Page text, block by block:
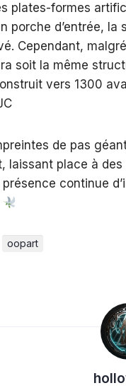
plates-formes
porche d’entrée,
Cependant,
soit la même
vers 1300
de pas
laissant place à
continue
oopart